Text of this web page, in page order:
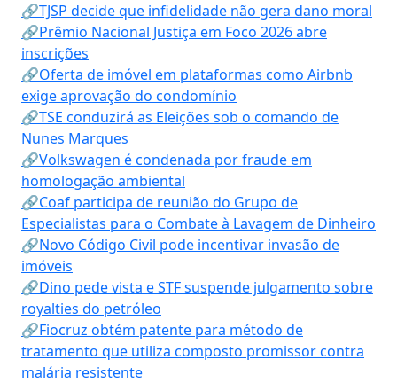
🔗TJSP decide que infidelidade não gera dano moral
🔗Prêmio Nacional Justiça em Foco 2026 abre
inscrições
🔗Oferta de imóvel em plataformas como Airbnb
exige aprovação do condomínio
🔗TSE conduzirá as Eleições sob o comando de
Nunes Marques
🔗Volkswagen é condenada por fraude em
homologação ambiental
🔗Coaf participa de reunião do Grupo de
Especialistas para o Combate à Lavagem de Dinheiro
🔗Novo Código Civil pode incentivar invasão de
imóveis
🔗Dino pede vista e STF suspende julgamento sobre
royalties do petróleo
🔗Fiocruz obtém patente para método de
tratamento que utiliza composto promissor contra
malária resistente